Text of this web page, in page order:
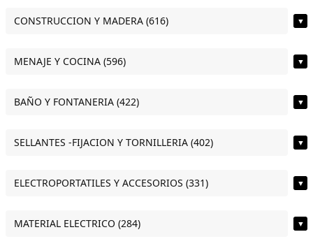
CONSTRUCCION Y MADERA (616) ▼
MENAJE Y COCINA (596) ▼
BAÑO Y FONTANERIA (422) ▼
SELLANTES -FIJACION Y TORNILLERIA (402) ▼
ELECTROPORTATILES Y ACCESORIOS (331) ▼
MATERIAL ELECTRICO (284) ▼